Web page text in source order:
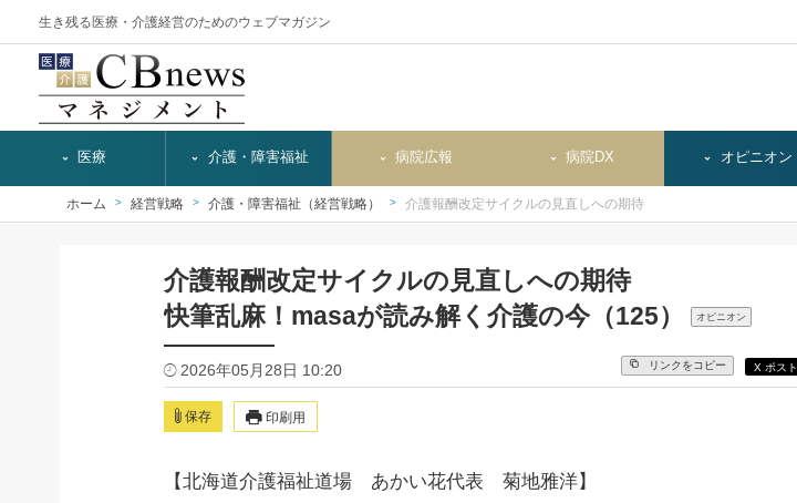
生き残る医療・介護経営のためのウェブマガジン
医療 介護・障害福祉 病院広報 病院DX オピニオン
ホーム 経営戦略 介護・障害福祉（経営戦略） 介護報酬改定サイクルの見直しへの期待
介護報酬改定サイクルの見直しへの期待
快筆乱麻！masaが読み解く介護の今（125）
オピニオン
2026年05月28日 10:20 リンクをコピー X ポスト
保存 印刷用
【北海道介護福祉道場 あかい花代表 菊地雅洋】